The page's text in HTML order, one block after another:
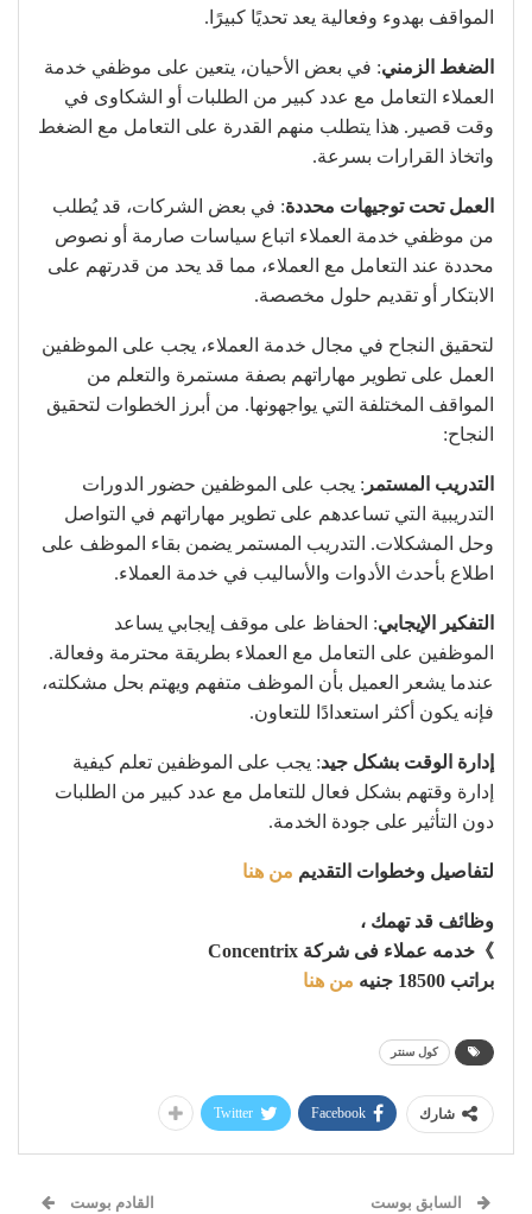
المواقف بهدوء وفعالية يعد تحديًا كبيرًا.
الضغط الزمني: في بعض الأحيان، يتعين على موظفي خدمة
العملاء التعامل مع عدد كبير من الطلبات أو الشكاوى في
وقت قصير. هذا يتطلب منهم القدرة على التعامل مع الضغط
واتخاذ القرارات بسرعة.
العمل تحت توجيهات محددة: في بعض الشركات، قد يُطلب
من موظفي خدمة العملاء اتباع سياسات صارمة أو نصوص
محددة عند التعامل مع العملاء، مما قد يحد من قدرتهم على
الابتكار أو تقديم حلول مخصصة.
لتحقيق النجاح في مجال خدمة العملاء، يجب على الموظفين
العمل على تطوير مهاراتهم بصفة مستمرة والتعلم من
المواقف المختلفة التي يواجهونها. من أبرز الخطوات لتحقيق
النجاح:
التدريب المستمر : يجب على الموظفين حضور الدورات
التدريبية التي تساعدهم على تطوير مهاراتهم في التواصل
وحل المشكلات. التدريب المستمر يضمن بقاء الموظف على
اطلاع بأحدث الأدوات والأساليب في خدمة العملاء.
التفكير الإيجابي: الحفاظ على موقف إيجابي يساعد
الموظفين على التعامل مع العملاء بطريقة محترمة وفعالة.
عندما يشعر العميل بأن الموظف متفهم ويهتم بحل مشكلته،
فإنه يكون أكثر استعدادًا للتعاون.
إدارة الوقت بشكل جيد: يجب على الموظفين تعلم كيفية
إدارة وقتهم بشكل فعال للتعامل مع عدد كبير من الطلبات
دون التأثير على جودة الخدمة.
لتفاصيل وخطوات التقديم من هنا
وظائف قد تهمك ،
》خدمه عملاء فى شركة Concentrix
براتب 18500 جنيه
من هنا
كول سنتر
شارك Facebook
Twitter
السابق بوست القادم بوست